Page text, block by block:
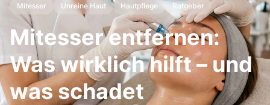
Mitesser Unreine Haut Hautpflege Ratgeber
Mitesser entfernen:
Was wirklich hilft – und
was schadet